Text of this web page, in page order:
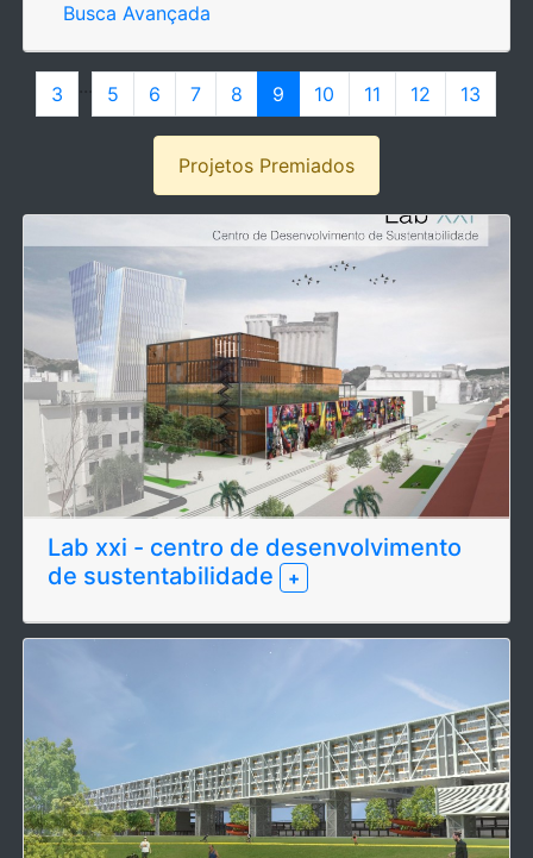
Busca Avançada
3 5 6 7 8 9 10 11 12 13
Projetos Premiados
Lab xxi - centro de desenvolvimento
de sustentabilidade
+